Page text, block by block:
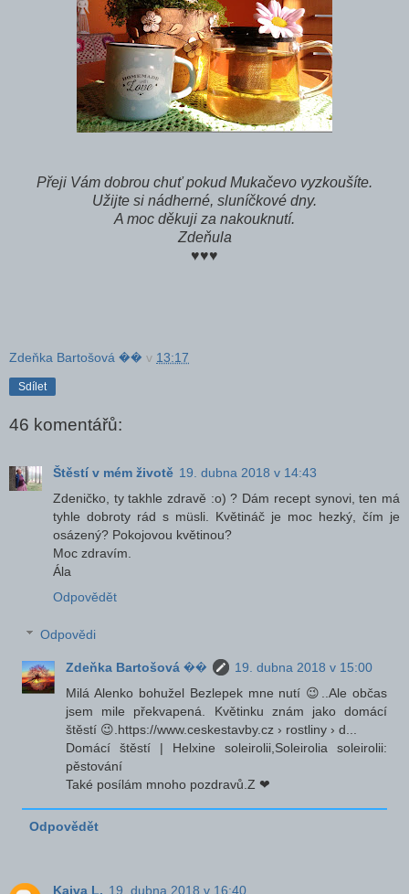
Přeji Vám dobrou chuť pokud Mukačevo vyzkoušíte.
Užijte si nádherné, sluníčkové dny.
A moc děkuji za nakouknutí.
Zdeňula
♥♥♥
Zdeňka Bartošová �� v 13:17
Sdílet
46 komentářů:
Štěstí v mém životě 19. dubna 2018 v 14:43
Zdeničko, ty takhle zdravě :o) ? Dám recept synovi, ten má
tyhle dobroty rád s müsli. Květináč je moc hezký, čím je
osázený? Pokojovou květinou?
Moc zdravím.
Ála
Odpovědět
Odpovědi
Zdeňka Bartošová ��
19. dubna 2018 v 15:00
Milá Alenko bohužel Bezlepek mne nutí 😉..Ale občas
jsem mile překvapená. Květinku znám jako domácí
štěstí 😉.https://www.ceskestavby.cz › rostliny › d...
Domácí štěstí | Helxine soleirolii,Soleirolia soleirolii:
pěstování
Také posílám mnoho pozdravů.Z ❤
Odpovědět
Kaiva L. 19. dubna 2018 v 16:40